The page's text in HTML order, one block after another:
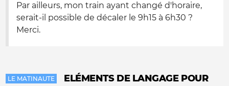
Par ailleurs, mon train ayant changé d'horaire,
serait-il possible de décaler le 9h15 à 6h30 ?
Merci.
LE MATINAUTE
ELÉMENTS DE LANGAGE POUR